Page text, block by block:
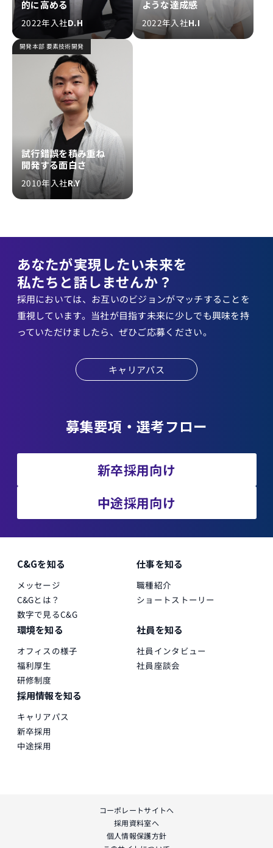
的に高める
2022年入社D.H
ような達成感
2022年入社H.I
開発本部 要素技術開発
試行錯誤を積み重ね
開発する面白さ
2010年入社R.Y
あなたが実現したい未来を
私たちと話しませんか？
採用においては、お互いのビジョンがマッチすることを
重視しています。当社が目指す未来に少しでも興味を持
っていただけましたら、ぜひご応募ください。
キャリアパス
募集要項・選考フロー
新卒採用向け
中途採用向け
C&Gを知る
メッセージ
C&Gとは？
数字で見るC&G
仕事を知る
職種紹介
ショートストーリー
環境を知る
オフィスの様子
福利厚生
研修制度
社員を知る
社員インタビュー
社員座談会
採用情報を知る
キャリアパス
新卒採用
中途採用
コーポレートサイトへ
採用資料室へ
個人情報保護方針